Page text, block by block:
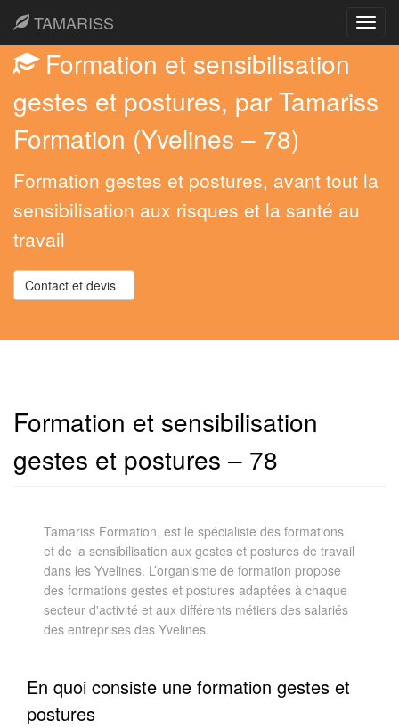
TAMARISS
Formation et sensibilisation
gestes et postures, par Tamariss
Formation (Yvelines – 78)
Formation gestes et postures, avant tout la
sensibilisation aux risques et la santé au
travail
Contact et devis
Formation et sensibilisation
gestes et postures – 78
Tamariss Formation, est le spécialiste des formations
et de la sensibilisation aux gestes et postures de travail
dans les Yvelines. L’organisme de formation propose
des formations gestes et postures adaptées à chaque
secteur d'activité et aux différents métiers des salariés
des entreprises des Yvelines.
En quoi consiste une formation gestes et
postures